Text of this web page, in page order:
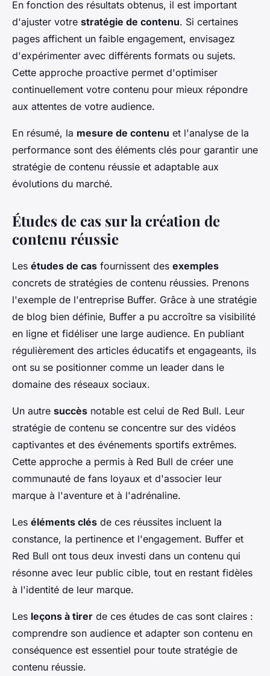
En fonction des résultats obtenus, il est important
d'ajuster votre stratégie de contenu. Si certaines
pages affichent un faible engagement, envisagez
d'expérimenter avec différents formats ou sujets.
Cette approche proactive permet d'optimiser
continuellement votre contenu pour mieux répondre
aux attentes de votre audience.
En résumé, la mesure de contenu et l'analyse de la
performance sont des éléments clés pour garantir une
stratégie de contenu réussie et adaptable aux
évolutions du marché.
Études de cas sur la création de
contenu réussie
Les études de cas fournissent des exemples
concrets de stratégies de contenu réussies. Prenons
l'exemple de l'entreprise Buffer. Grâce à une stratégie
de blog bien définie, Buffer a pu accroître sa visibilité
en ligne et fidéliser une large audience. En publiant
régulièrement des articles éducatifs et engageants, ils
ont su se positionner comme un leader dans le
domaine des réseaux sociaux.
Un autre succès notable est celui de Red Bull. Leur
stratégie de contenu se concentre sur des vidéos
captivantes et des événements sportifs extrêmes.
Cette approche a permis à Red Bull de créer une
communauté de fans loyaux et d'associer leur
marque à l'aventure et à l'adrénaline.
Les éléments clés de ces réussites incluent la
constance, la pertinence et l'engagement. Buffer et
Red Bull ont tous deux investi dans un contenu qui
résonne avec leur public cible, tout en restant fidèles
à l'identité de leur marque.
Les leçons à tirer de ces études de cas sont claires :
comprendre son audience et adapter son contenu en
conséquence est essentiel pour toute stratégie de
contenu réussie.